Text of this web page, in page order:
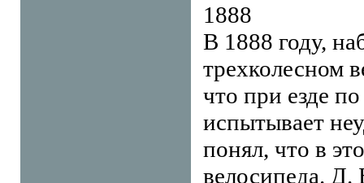
1888
В 1888 году,
трехколесном
что при езде
испытывает
понял, что в
велосипеда.